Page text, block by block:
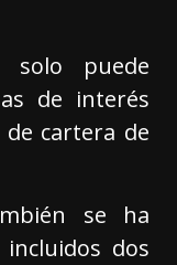
solo puede
de interés
de cartera de
se ha
dos